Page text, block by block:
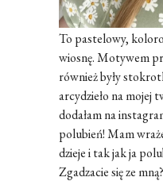
To pastelowy,
wiosnę. Motywem
również były
arcydzieło na mojej
dodałam na
polubień! Mam
dzieje i tak jak ja
Zgadzacie się ze